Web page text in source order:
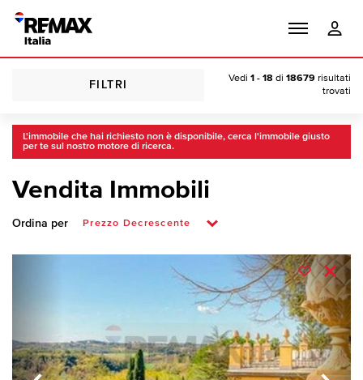
FILTRI
Vedi 1 - 18 di 18679 risultati
trovati
L'immobile che hai richiesto non è disponibile, cerca l'immobile giusto
per te sul nostro motore di ricerca.
Vendita Immobili
Ordina per